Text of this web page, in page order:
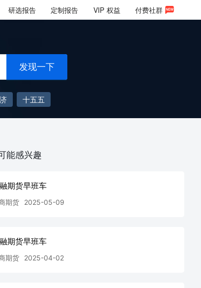
研选报告 定制报告 VIP 权益 付费社群
发现一下
十五五
能感兴趣
期货早班车
期货 2025-05-09
期货早班车
期货 2025-04-02